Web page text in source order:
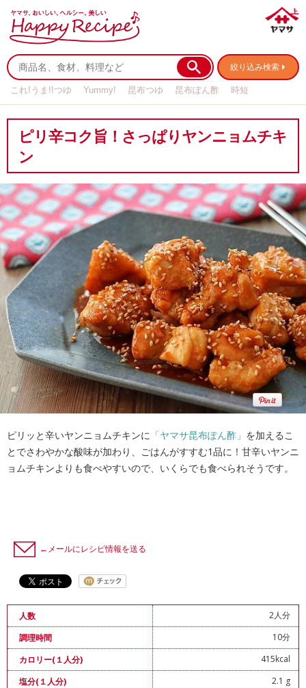
絞り込み検索
これ!うま!!つゆ Yummy! 昆布つゆ 昆布ぽん酢
時短
ピリ辛コク旨！さっぱりヤンニョムチキ
ン
ピリッと辛いヤンニョムチキンに 「ヤマサ昆布ぽん酢」 を加えるこ
とでさわやかな酸味が加わり、ごはんがすすむ1品に！甘辛いヤンニ
ョムチキンよりも食べやすいので、いくらでも食べられそうです。
←メールにレシピ情報を送る
人数
2人分
調理時間
10分
カロリー(１人分)
415kcal
塩分(１人分)
2.1 g